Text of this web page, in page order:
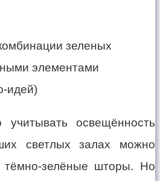
учитывать освещённость
светлых залах можно
тёмно-зелёные шторы. Но